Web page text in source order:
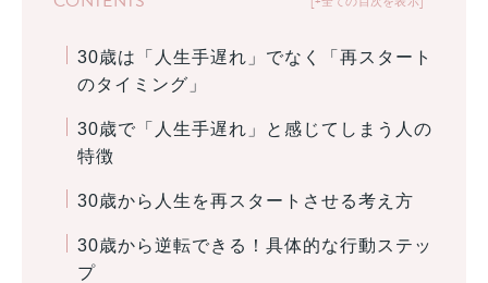
30歳は「人生手遅れ」でなく「再スタート
のタイミング」
30歳で「人生手遅れ」と感じてしまう人の
特徴
30歳から人生を再スタートさせる考え方
30歳から逆転できる！具体的な行動ステッ
プ